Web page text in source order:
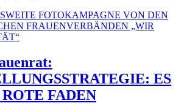
FOTOKAMPAGNE VON DEN
FRAUENVERBÄNDEN „WIR
ES
FADEN